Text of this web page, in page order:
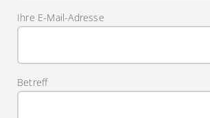
Ihre E-Mail-Adresse
Betreff